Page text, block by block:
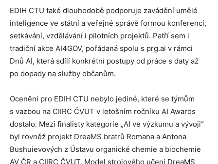
EDIH CTU také dlouhodobě podporuje zavádění umělé
inteligence ve státní a veřejné správě formou konferencí,
setkávání, vzdělávání i pilotních projektů. Patří sem i
tradiční akce AI4GOV, pořádaná spolu s prg.ai v rámci
Dnů AI, která sdílí konkrétní postupy od práce s daty až
po dopady na služby občanům.
Ocenění pro EDIH CTU nebylo jediné, které se týmům
s vazbou na CIIRC ČVUT v letošním ročníku AI Awards
dostalo. Mezi finalisty kategorie „AI ve výzkumu a vývoji“
byl rovněž projekt DreaMS bratrů Romana a Antona
Bushuievových z Ústavu organické chemie a biochemie
AV ČR a CIIRC ČVUT. Model strojového učení DreaMS